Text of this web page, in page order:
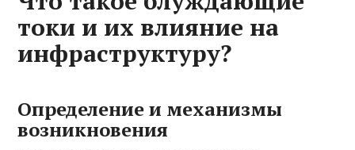
токи и их влияние на
инфраструктуру?
Определение и механизмы
возникновения